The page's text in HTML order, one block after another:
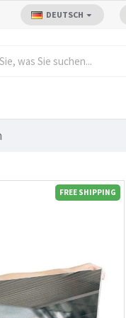
DEUTSCH
FREE SHIPPING